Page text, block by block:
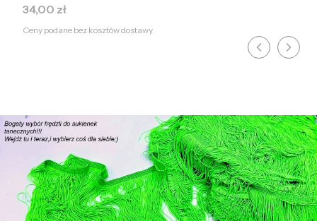
Cena
34,00 zł
Ceny podane bez kosztów dostawy.